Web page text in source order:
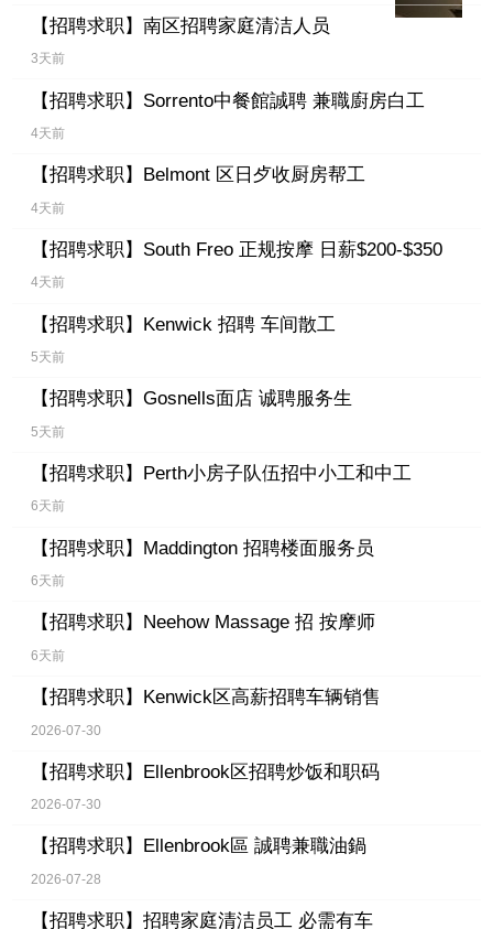
【招聘求职】 南区招聘家庭清洁人员
3天前
【招聘求职】 Sorrento中餐館誠聘 兼職廚房白工
4天前
【招聘求职】 Belmont 区日歺收厨房帮工
4天前
【招聘求职】 South Freo 正规按摩 日薪$200-$350
4天前
【招聘求职】 Kenwick 招聘 车间散工
5天前
【招聘求职】 Gosnells面店 诚聘服务生
5天前
【招聘求职】 Perth小房子队伍招中小工和中工
6天前
【招聘求职】 Maddington 招聘楼面服务员
6天前
【招聘求职】 Neehow Massage 招 按摩师
6天前
【招聘求职】 Kenwick区高薪招聘车辆销售
2026-07-30
【招聘求职】 Ellenbrook区招聘炒饭和职码
2026-07-30
【招聘求职】 Ellenbrook區 誠聘兼職油鍋
2026-07-28
【招聘求职】 招聘家庭清洁员工 必需有车